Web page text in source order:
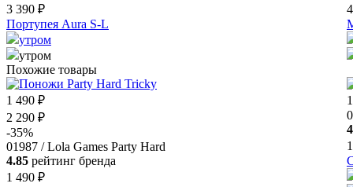
3 390 ₽
Портупея Aura S-L
утром
утром
Похожие товары
1 490 ₽
2 290 ₽
-35%
01987 / Lola Games Party Hard
4.85 рейтинг бренда
1 490 ₽